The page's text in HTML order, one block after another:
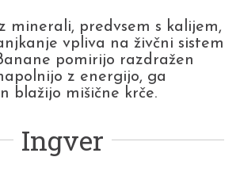
minerali, predvsem s kalijem,
vpliva na živčni sistem
pomirijo razdražen
z energijo, ga
blažijo mišične krče.
Ingver